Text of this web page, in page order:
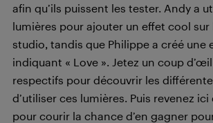
afin qu’ils puissent les tester. Andy a
lumières pour ajouter un effet cool sur
studio, tandis que Philippe a créé une
indiquant « Love ». Jetez un coup
respectifs pour découvrir les
d’utiliser ces lumières. Puis revenez
pour courir la chance d’en gagner